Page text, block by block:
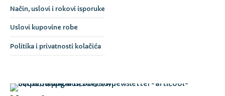
Način, uslovi i rokovi isporuke
Uslovi kupovine robe
Politika i privatnosti kolačića